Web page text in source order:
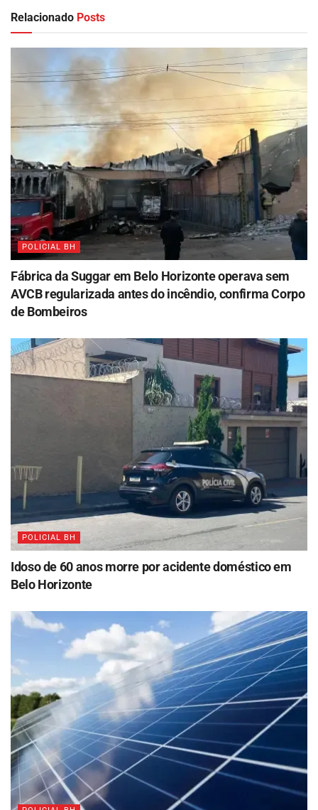
Relacionado Posts
POLICIAL BH
Fábrica da Suggar em Belo Horizonte operava sem
AVCB regularizada antes do incêndio, confirma Corpo
de Bombeiros
POLICIAL BH
Idoso de 60 anos morre por acidente doméstico em
Belo Horizonte